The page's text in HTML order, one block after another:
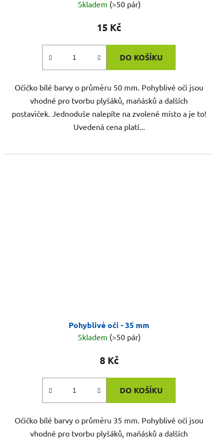
Skladem (>50 pár)
15 Kč
DO KOŠÍKU
Očičko bílé barvy o průměru 50 mm. Pohyblivé oči jsou
vhodné pro tvorbu plyšáků, maňásků a dalších
postaviček. Jednoduše nalepíte na zvolené místo a je to!
Uvedená cena platí...
Pohyblivé oči - 35 mm
Skladem (>50 pár)
8 Kč
DO KOŠÍKU
Očičko bílé barvy o průměru 35 mm. Pohyblivé oči jsou
vhodné pro tvorbu plyšáků, maňásků a dalších